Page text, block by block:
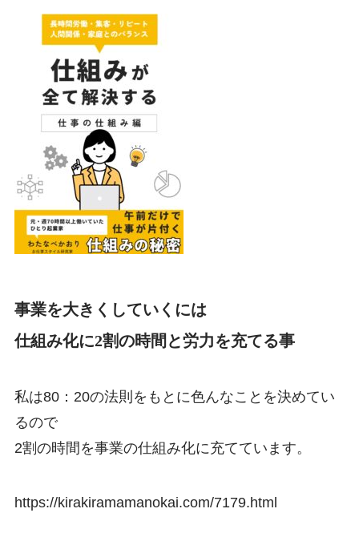
事業を大きくしていくには
仕組み化に2割の時間と労力を充てる事
私は80：20の法則をもとに色んなことを決めてい
るので
2割の時間を事業の仕組み化に充てています。
https://kirakiramamanokai.com/7179.html